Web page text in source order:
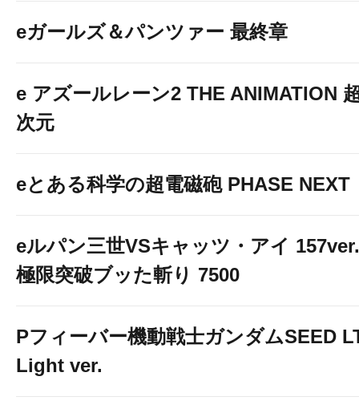
eガールズ＆パンツァー 最終章
e アズールレーン2 THE ANIMATION
次元
eとある科学の超電磁砲 PHASE NEXT
eルパン三世VSキャッツ・アイ 157ver.
極限突破ブッた斬り 7500
Pフィーバー機動戦士ガンダムSEED
Light ver.